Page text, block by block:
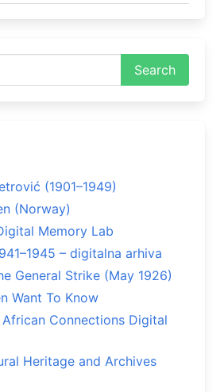
(1901–1949)
(Norway)
Memory Lab
– digitalna arhiva
General Strike (May 1926)
Want To Know
Connections Digital
Heritage and Archives